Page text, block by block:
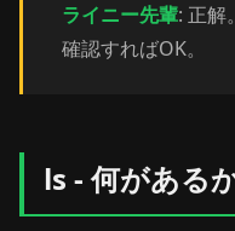
ライニー先輩: 正解
確認すればOK。
ls - 何がある